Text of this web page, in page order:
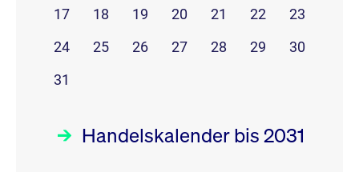
17
18 19 20 21 22
23
24
25 26 27 28 29
30
31
Handelskalender bis 2031